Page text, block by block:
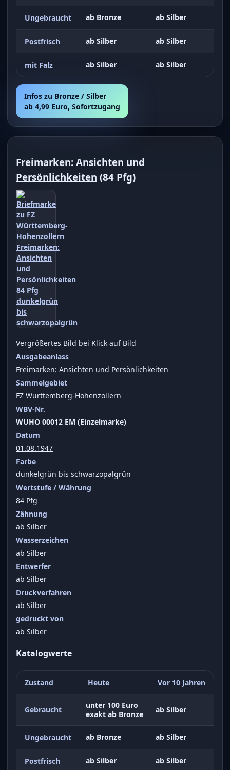
Ungebraucht ab Bronze ab Silber
Postfrisch ab Silber ab Silber
mit Falz ab Silber ab Silber
Infos zu Bronze / Silber
ab 4,99 Euro, Sofortzugang
Freimarken: Ansichten und
Persönlichkeiten (84 Pfg)
Vergrößertes Bild bei Klick auf Bild
Ausgabeanlass
Freimarken: Ansichten und Persönlichkeiten
Sammelgebiet
FZ Württemberg-Hohenzollern
WBV-Nr.
WUHO 00012 EM (Einzelmarke)
Datum
01.08.1947
Farbe
dunkelgrün bis schwarzopalgrün
Wertstufe / Währung
84 Pfg
Zähnung
ab Silber
Wasserzeichen
ab Silber
Entwerfer
ab Silber
Druckverfahren
ab Silber
gedruckt von
ab Silber
Katalogwerte
Zustand Heute Vor 10 Jahren
Gebraucht
unter 100 Euro
exakt ab Bronze
ab Silber
Ungebraucht ab Bronze ab Silber
Postfrisch ab Silber ab Silber